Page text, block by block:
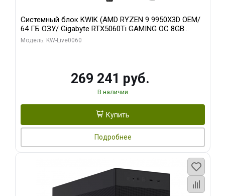
Системный блок KWIK (AMD RYZEN 9 9950X3D OEM/
64 ГБ ОЗУ/ Gigabyte RTX5060Ti GAMING OC 8GB
GDDR7 128bit 3xDP H/ 1 ТБ SSD)
Модель: KW-Live0060
269 241 руб.
В наличии
Купить
Подробнее